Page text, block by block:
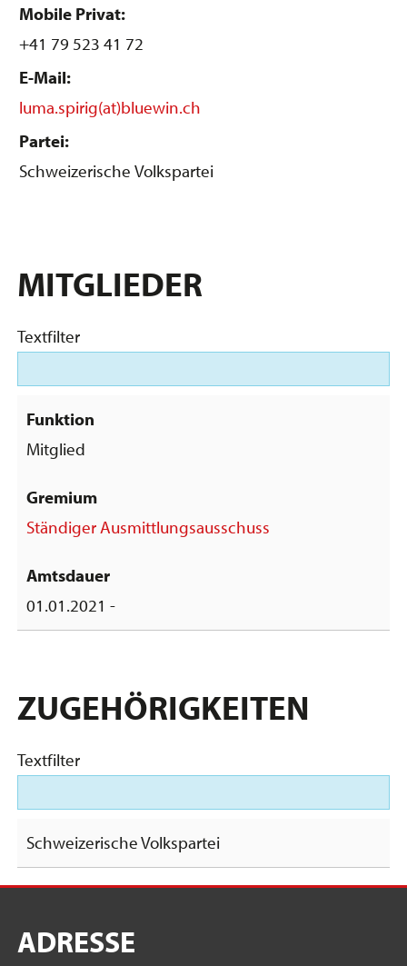
Mobile Privat:
+41 79 523 41 72
E-Mail:
luma.spirig(at)bluewin.ch
Partei:
Schweizerische Volkspartei
MITGLIEDER
Textfilter
Mitglied
Ständiger Ausmittlungsausschuss
01.01.2021 -
ZUGEHÖRIGKEITEN
Textfilter
Schweizerische Volkspartei
ADRESSE